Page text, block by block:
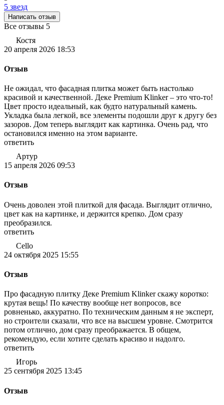
5 звезд
Написать отзыв
Все отзывы 5
Костя
20 апреля 2026 18:53
Отзыв
Не ожидал, что фасадная плитка может быть настолько
красивой и качественной. Деке Premium Klinker – это что-то!
Цвет просто идеальный, как будто натуральный камень.
Укладка была легкой, все элементы подошли друг к другу без
зазоров. Дом теперь выглядит как картинка. Очень рад, что
остановился именно на этом варианте.
ответить
Артур
15 апреля 2026 09:53
Отзыв
Очень доволен этой плиткой для фасада. Выглядит отлично,
цвет как на картинке, и держится крепко. Дом сразу
преобразился.
ответить
Cello
24 октября 2025 15:55
Отзыв
Про фасадную плитку Деке Premium Klinker скажу коротко:
крутая вещь! По качеству вообще нет вопросов, все
ровненько, аккуратно. По техническим данным я не эксперт,
но строители сказали, что все на высшем уровне. Смотрится
потом отлично, дом сразу преображается. В общем,
рекомендую, если хотите сделать красиво и надолго.
ответить
Игорь
25 сентября 2025 13:45
Отзыв